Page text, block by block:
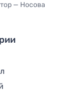
— Носова